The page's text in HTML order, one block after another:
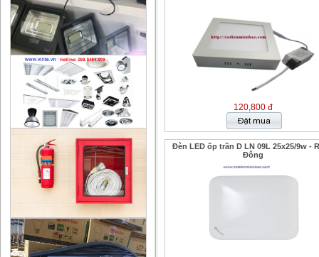
120,800 đ
Đèn LED ốp trần D LN 09L 25x25/9w -
Đông